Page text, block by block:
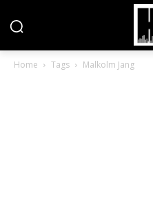
Home Tags Malkolm Jang